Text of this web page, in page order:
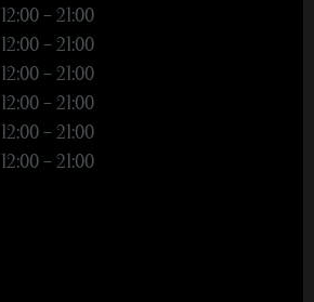
12:00 – 21:00
12:00 – 21:00
12:00 – 21:00
12:00 – 21:00
12:00 – 21:00
12:00 – 21:00